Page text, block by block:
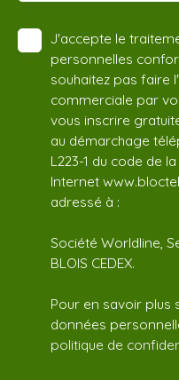
J'accepte le
personnelles
souhaitez pas faire
commerciale par
vous inscrire
au démarchage
L223-1 du code de
Internet
adressé à :
Société Worldline,
BLOIS CEDEX.
Pour en savoir plus
données
politique de